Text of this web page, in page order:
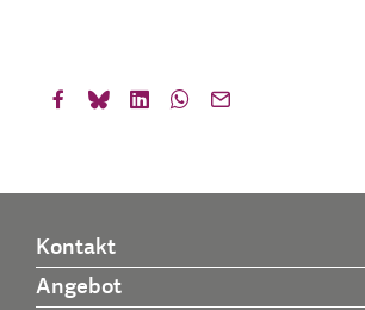
Kontakt
Angebot